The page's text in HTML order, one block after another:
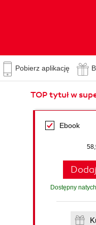
Pobierz aplikację
TOP tytuł w
Ebook
Dostępny